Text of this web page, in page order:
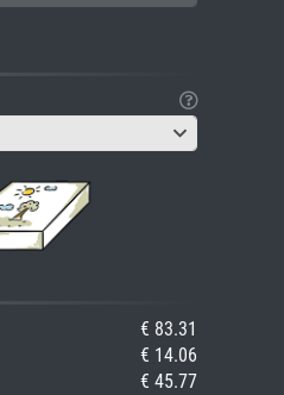
€ 83.31
€ 14.06
€ 45.77